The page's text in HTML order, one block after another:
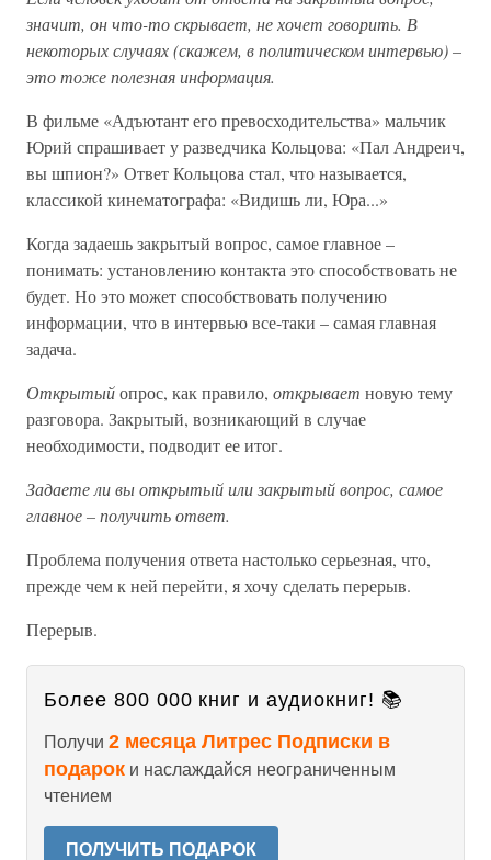
значит, он что-то скрывает, не хочет говорить. В
некоторых случаях (скажем, в политическом интервью) –
это тоже полезная информация.
В фильме «Адъютант его превосходительства» мальчик
Юрий спрашивает у разведчика Кольцова: «Пал Андреич,
вы шпион?» Ответ Кольцова стал, что называется,
классикой кинематографа: «Видишь ли, Юра...»
Когда задаешь закрытый вопрос, самое главное –
понимать: установлению контакта это способствовать не
будет. Но это может способствовать получению
информации, что в интервью все-таки – самая главная
задача.
Открытыйопрос, как правило, открывает новую тему
разговора. Закрытый, возникающий в случае
необходимости, подводит ее итог.
Задаете ли вы открытый или закрытый вопрос, самое
главное – получить ответ.
Проблема получения ответа настолько серьезная, что,
прежде чем к ней перейти, я хочу сделать перерыв.
Перерыв.
Более 800 000 книг и аудиокниг! 📚
Получи 2 месяца Литрес Подписки в
подарок и наслаждайся неограниченным
чтением
ПОЛУЧИТЬ ПОДАРОК